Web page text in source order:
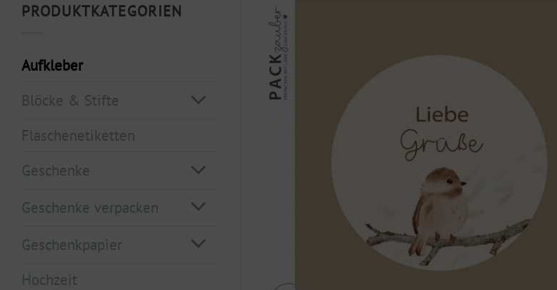
PRODUKTKATEGORIEN
Aufkleber
Blöcke & Stifte
Flaschenetiketten
Geschenke
Geschenke verpacken
Geschenkpapier
Hochzeit